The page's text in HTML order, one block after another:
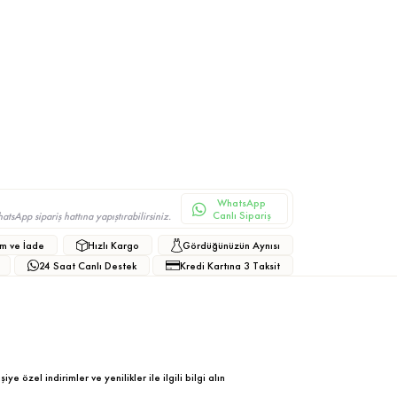
sipariş hattına yapıştırabilirsiniz.
WhatsApp
Canlı Sipariş
ve İade Hızlı Kargo
Gördüğünüzün Aynısı
24 Saat Canlı Destek
Kredi Kartına 3 Taksit
özel indirimler ve yenilikler ile ilgili bilgi alın